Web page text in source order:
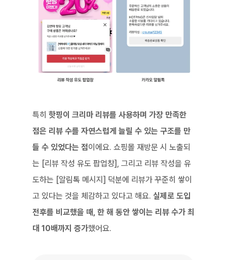
특히 핫핑이 크리마 리뷰를 사용하며 가장 만족한
점은 리뷰 수를 자연스럽게 늘릴 수 있는 구조를 만
들 수 있었다는 점이에요. 쇼핑몰 재방문 시 노출되
는 [리뷰 작성 유도 팝업창], 그리고 리뷰 작성을 유
도하는 [알림톡 메시지] 덕분에 리뷰가 꾸준히 쌓이
고 있다는 것을 체감하고 있다고 해요. 실제로 도입
전후를 비교했을 때, 한 해 동안 쌓이는 리뷰 수가 최
대 10배까지 증가했어요.